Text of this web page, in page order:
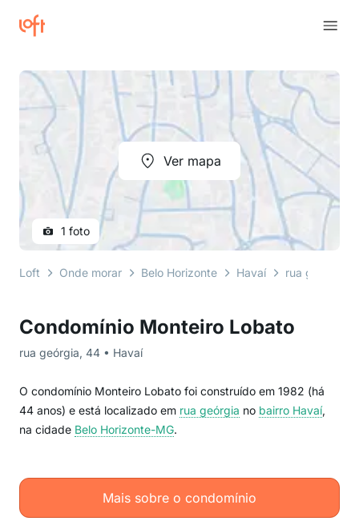
Condomínio Monteiro Lobato
rua geórgia, 44 • Havaí
O condomínio Monteiro Lobato foi construído em 1982 (há
44 anos) e está localizado em rua geórgia no bairro Havaí,
na cidade Belo Horizonte-MG.
Mais sobre o condomínio
Ver mapa
1 foto
Loft Onde morar Belo Horizonte Havaí rua geórgia